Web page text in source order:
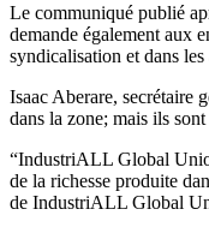
Le communiqué publié
demande également aux
syndicalisation et dans
Isaac Aberare, secrétaire
dans la zone; mais ils
“IndustriALL Global
de la richesse produite
de IndustriALL Global